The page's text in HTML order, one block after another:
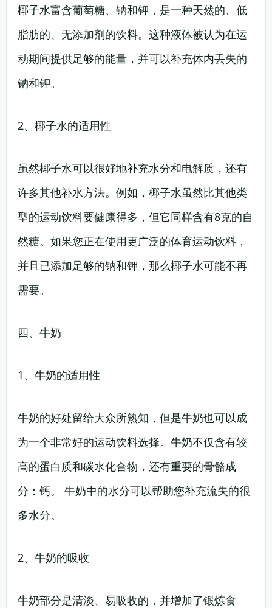
椰子水富含葡萄糖、钠和钾，是一种天然的、低
脂肪的、无添加剂的饮料。这种液体被认为在运
动期间提供足够的能量，并可以补充体内丢失的
钠和钾。
2、椰子水的适用性
虽然椰子水可以很好地补充水分和电解质，还有
许多其他补水方法。例如，椰子水虽然比其他类
型的运动饮料要健康得多，但它同样含有8克的自
然糖。如果您正在使用更广泛的体育运动饮料，
并且已添加足够的钠和钾，那么椰子水可能不再
需要。
四、牛奶
1、牛奶的适用性
牛奶的好处留给大众所熟知，但是牛奶也可以成
为一个非常好的运动饮料选择。牛奶不仅含有较
高的蛋白质和碳水化合物，还有重要的骨骼成
分：钙。 牛奶中的水分可以帮助您补充流失的很
多水分。
2、牛奶的吸收
牛奶部分是清淡、易吸收的，并增加了锻炼食